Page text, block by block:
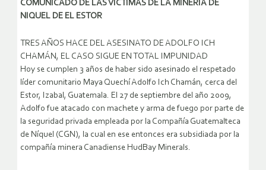
COMUNICADO DE LAS VICTIMAS DE LA MINERIA DE
NIQUEL DE EL ESTOR
TRES AÑOS HACE DEL ASESINATO DE ADOLFO ICH
CHAMÁN, EL CASO SIGUE EN TOTAL IMPUNIDAD
Hoy se cumplen 3 años de haber sido asesinado el respetado
líder comunitario Maya Quechí Adolfo Ich Chamán, cerca del
Estor, Izabal, Guatemala. El 27 de septiembre del año 2009,
Adolfo fue atacado con machete y arma de fuego por parte de
la seguridad privada empleada por la Compañía Guatemalteca
de Níquel (CGN), la cual en ese entonces era subsidiada por la
compañía minera Canadiense HudBay Minerals.